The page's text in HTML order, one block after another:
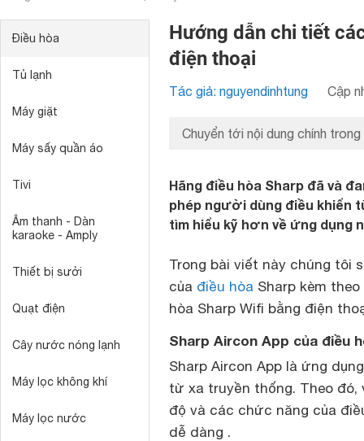
Điều hòa
Tủ lạnh
Máy giặt
Máy sấy quần áo
Tivi
Âm thanh - Dàn
karaoke - Amply
Thiết bị sưởi
Quạt điện
Cây nước nóng lạnh
Máy lọc không khí
Máy lọc nước
Hướng dẫn chi tiết
điện thoại
Tác giả: nguyendinhtung Cập
Chuyển tới nội dung chính trong
Hãng điều hòa Sharp đã và
phép người dùng điều khiển
tìm hiểu kỹ hơn về ứng dụng
Trong bài viết này chúng tôi
của điều hòa Sharp kèm
hòa Sharp Wifi bằng điện
Sharp Aircon App của điều
Sharp Aircon App là ứng
từ xa truyền thống. Theo
độ và các chức năng của
dễ dàng .